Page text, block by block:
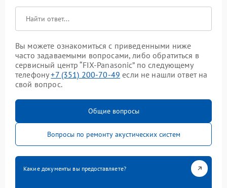
Вы можете ознакомиться с приведенными ниже
часто задаваемыми вопросами, либо обратиться в
сервисный центр “FIX-Panasonic” по следующему
телефону+7 (351) 200-70-49 если не нашли ответ на
свой вопрос.
Общие вопросы
Вопросы по ремонту акустических систем
Какие документы вы предоставляете?